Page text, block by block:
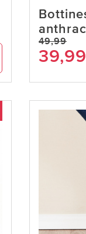
49,99
39,99